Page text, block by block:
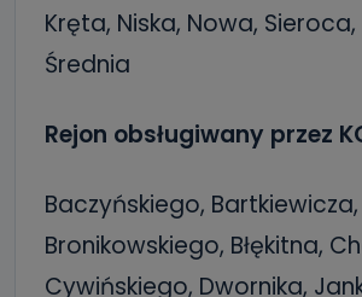
Kręta, Niska, Nowa, Sieroca,
Średnia
Rejon obsługiwany przez
Baczyńskiego, Bartkiewicza,
Bronikowskiego, Błękitna,
Cywińskiego, Dwornika,